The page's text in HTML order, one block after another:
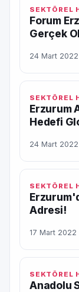
SEKTÖREL
Forum
Gerçek
24 Mart 2022
SEKTÖREL
Erzurum
Hedefi
24 Mart 2022
SEKTÖREL
Adresi!
17 Mart 2022
SEKTÖREL
Anadolu